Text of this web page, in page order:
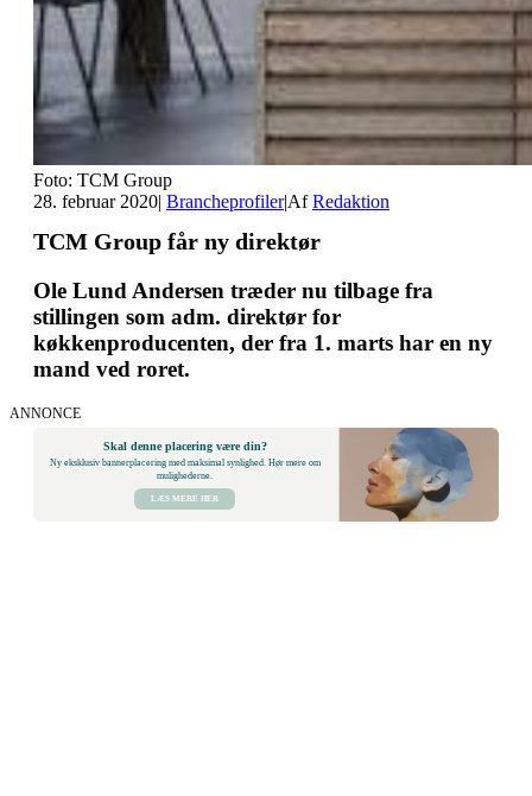
Foto: TCM Group
28. februar 2020| Brancheprofiler|AfRedaktion
TCM Group får ny direktør
Ole Lund Andersen træder nu tilbage fra
stillingen som adm. direktør for
køkkenproducenten, der fra 1. marts har en ny
mand ved roret.
ANNONCE
Skal denne placering være din?
Ny eksklusiv bannerplacering med maksimal synlighed. Hør mere om
mulighederne.
LÆS MERE HER